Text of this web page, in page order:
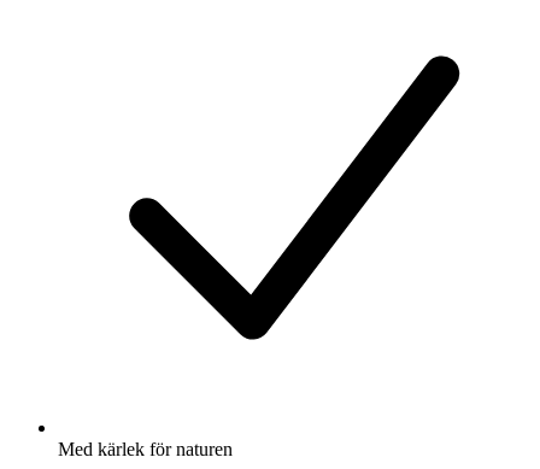
Med kärlek för naturen